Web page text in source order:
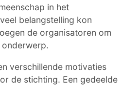
in het
belangstelling kon
de organisatoren om
verschillende motivaties
de stichting. Een gedeelde